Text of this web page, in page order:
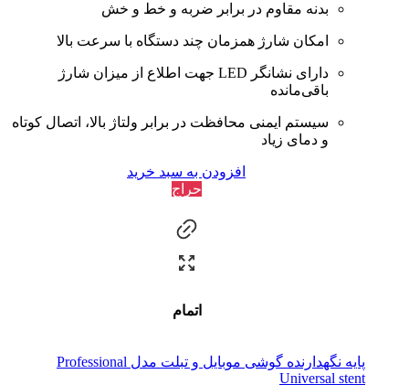
بدنه مقاوم در برابر ضربه و خط و خش
امکان شارژ همزمان چند دستگاه با سرعت بالا
دارای نشانگر LED جهت اطلاع از میزان شارژ
باقی‌مانده
سیستم ایمنی محافظت در برابر ولتاژ بالا، اتصال کوتاه
و دمای زیاد
افزودن به سبد خرید
حراج
اتمام
پایه نگهدارنده گوشی موبایل و تبلت مدل Professional
Universal stent